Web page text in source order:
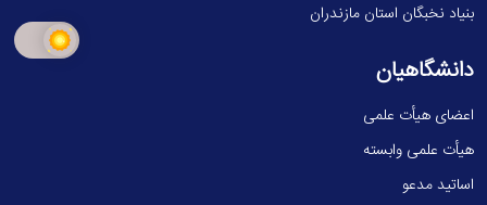
بنیاد نخبگان استان مازندران
دانشگاهیان
اعضای هیأت علمی
هیأت علمی وابسته
اساتید مدعو